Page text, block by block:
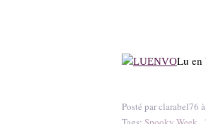
Lu en
Posté par clarabel76